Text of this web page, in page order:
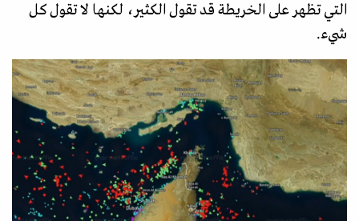
التي تظهر على الخريطة قد تقول الكثير، لكنها لا تقول كل
شيء.